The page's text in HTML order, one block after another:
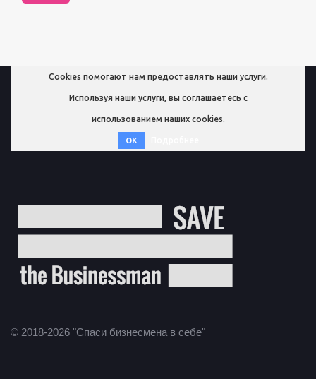
Cookies помогают нам предоставлять наши услуги.
Используя наши услуги, вы соглашаетесь с
использованием наших cookies.
OK
© 2018-2026 "Спаси бизнесмена в себе"